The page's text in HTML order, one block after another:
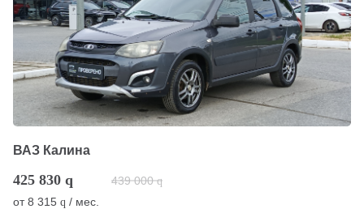
ВАЗ Калина
425 830 q 439 000 q
от8 315 q / мес.